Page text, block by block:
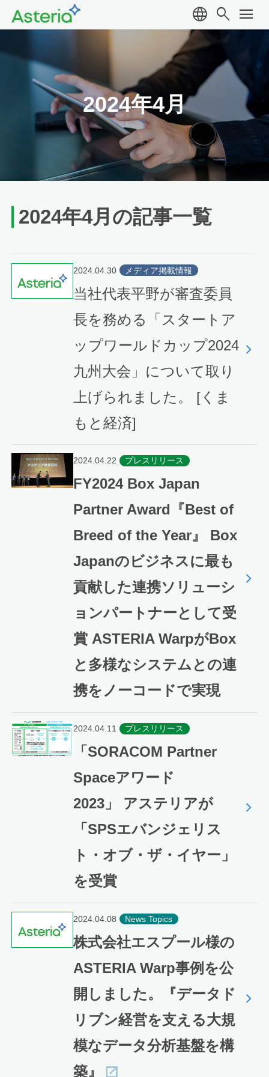
language search menu
2024年4月
2024年4月の記事一覧
2024.04.30 メディア掲載情報
当社代表平野が審査委員
長を務める「スタートア
ップワールドカップ2024
九州大会」について取り
上げられました。 [くま
もと経済]
2024.04.22 プレスリリース
FY2024 Box Japan
Partner Award『Best of
Breed of the Year』 Box
Japanのビジネスに最も
貢献した連携ソリューシ
ョンパートナーとして受
賞 ASTERIA WarpがBox
と多様なシステムとの連
携をノーコードで実現
2024.04.11 プレスリリース
「SORACOM Partner
Spaceアワード
2023」 アステリアが
「SPSエバンジェリス
ト・オブ・ザ・イヤー」
を受賞
2024.04.08 News Topics
株式会社エスプール様の
ASTERIA Warp事例を公
開しました。『データド
リブン経営を支える大規
模なデータ分析基盤を構
築』